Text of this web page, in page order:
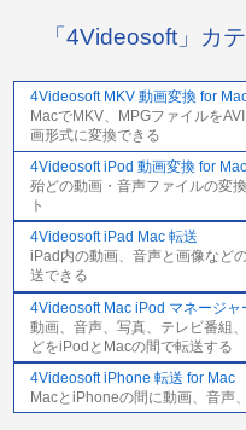
「4Videosoft」カ
4Videosoft MKV 動画変換 for
MacでMKV、MPGファイルを
画形式に変換できる
4Videosoft iPod 動画変換 for Mac
殆どの動画・音声ファイルの変
ト
4Videosoft iPad Mac 転送
iPad内の動画、音声と画像など
送できる
4Videosoft Mac iPod マネージャ
動画、音声、写真、テレビ番組
どをiPodとMacの間で転送する
4Videosoft iPhone 転送 for Mac
MacとiPhoneの間に動画、音声